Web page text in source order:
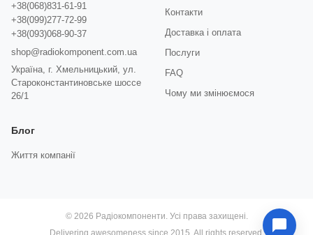
+38(068)831-61-91
+38(099)277-72-99
+38(093)068-90-37
shop@radiokomponent.com.ua
Україна, г. Хмельницький, ул.
Староконстантиновське шоссе
26/1
Контакти
Доставка і оплата
Послуги
FAQ
Чому ми змінюємося
Блог
Життя компанії
© 2026 Радіокомпоненти. Усі права захищені.
Delivering awesomeness since 2015. All rights reserved.